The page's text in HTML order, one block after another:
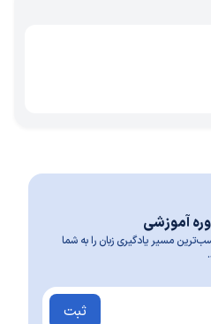
آموزشی
مسیر یادگیری زبان را به شما
ثبت